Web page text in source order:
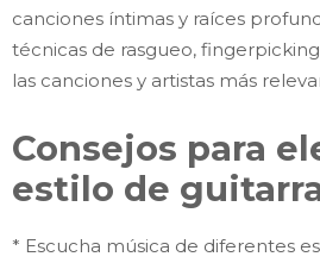
canciones íntimas y raíces
técnicas de rasgueo,
las canciones y artistas más
Consejos para
estilo de
* Escucha música de diferentes